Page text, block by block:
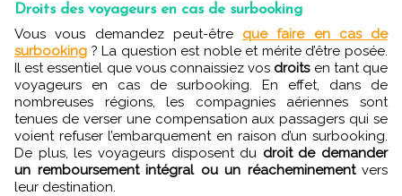
Droits des voyageurs en cas de surbooking
Vous vous demandez peut-être que faire en cas de
surbooking ? La question est noble et mérite d’être posée.
Il est essentiel que vous connaissiez vos droitsen tant que
voyageurs en cas de surbooking. En effet, dans de
nombreuses régions, les compagnies aériennes sont
tenues de verser une compensation aux passagers qui se
voient refuser l’embarquement en raison d’un surbooking.
De plus, les voyageurs disposent du droit de demander
un remboursement intégral ou un réacheminementvers
leur destination.